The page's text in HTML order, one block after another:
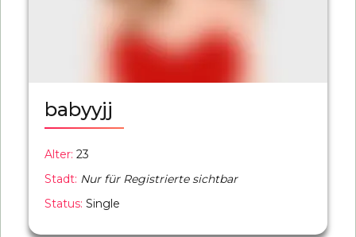
babyyjj
Alter: 23
Stadt: Nur für Registrierte sichtbar
Status: Single